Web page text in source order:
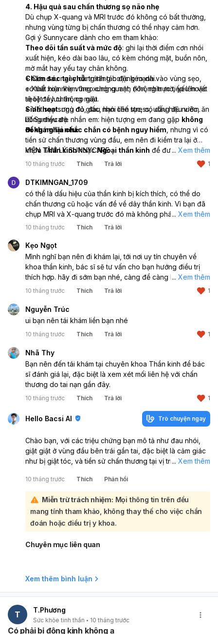
4. Hậu quả sau chấn thương sọ não nhẹ
Dù chụp X-quang và MRI trước đó không có bất thường,
nhưng vùng từng bị chấn thương có thể nhạy cảm hơn.
Gợi ý Sunnycare dành cho em tham khảo:
Theo dõi tần suất và mức độ: ghi lại thời điểm cơn nhói
xuất hiện, kéo dài bao lâu, có kèm chóng mặt, buồn nôn,
mờ mắt hay yếu tay chân không.
Chăm sóc tại chỗ: tránh tác động mạnh vào vùng sẹo,
có thể xoa nhẹ vùng xung quanh (không trực tiếp lên vết
sẹo) để lưu thông máu.
Sinh hoạt: ngủ đủ giấc, hạn chế stress, uống đủ nước, ăn
uống điều độ.
Đi khám lại nếu:
+ Cơn đau ngày càng tăng hoặc kéo dài.
+ Xuất hiện kèm theo chóng mặt, nôn, nhìn mờ, yếu hoặc
tê liệt tay chân, co giật.
+ Vết sẹo sưng đỏ, đau nhói liên tục, có dấu hiệu viêm.
💌 Sunnycare nhắn em: hiện tượng em đang gặp không
đồng nghĩa chắc chắn có bệnh nguy hiểm , nhưng vì có
tiền sử chấn thương vùng đầu, em nên đi kiểm tra lại ở
khoaThần kinhhoặcNgoại thần kinh để được đánh giá
kỹ. Đặc biệt nếu có triệu chứng lạ kèm theo, đừng chần
VIỆN TÂM LÝ SUNNYCARE ... Xem thêm
10 tháng trước Thích Trả lời 1
DTKIMNGAN_1709
có thể là dấu hiệu của thần kinh bị kích thích, có thể do
chấn thương cũ hoặc vấn đề về dây thần kinh. Vì bạn đã
chụp MRI và X-quang trước đó mà không phát hiện gì,
nhưng sau tai nạn lại có triệu chứng, nên tốt nhất bạn nên
vấn đề liên quan đến vết thương cũ.
... Xem thêm
10 tháng trước Thích Trả lời
Kẹo Ngọt
Mình nghĩ bạn nên đi khám lại, tới nơi uy tín chuyên về
khoa thần kinh, bác sĩ sẽ tư vấn cho bạn hướng điều trị
thích hợp. hãy đi sớm bạn nhé, càng để càng lo lắng sẽ
càng đau nè bạn.
... Xem thêm
10 tháng trước Thích Trả lời 1
Nguyễn Trúc
ui bạn nên tái khám liền bạn nhé
10 tháng trước Thích Trả lời 1
Nhã Thy
Bạn nên đến tái khám tại chuyên khoa Thần kinh để bác
sĩ đánh giá lại, đặc biệt là xem xét mối liên hệ với chấn
thương do tai nạn gần đây.
10 tháng trước Thích Trả lời 1
Hello Bacsi AI Trò chuyện ngay
Chào bạn, với các triệu chứng bạn mô tả như đau nhói,
giật giật ở vùng đầu bên trái gần tai, đặc biệt là cảm giác
như bị giật tóc, và tiền sử chấn thương tại vị trí đó, tôi nghĩ
dây thần kinh hoặc tổn thương thần kinh ngoại biên tại
vùng đó:
Đau dây thần kinh chẩm, hoặc các dây thần kinh khác ở
vùng da đầu, thường gây ra cảm giác đau nhói, rát, hoặc
như bị điện giật, giật tóc. Việc bạn từng bị chấn thương
(tai nạn giao thông) ngay tại vị trí đau có thể là một yếu tố
kích hoạt hoặc làm trầm trọng thêm tình trạng này, dù
quang và MRI trước đây không phát hiện bất thường,
nhưng với các triệu chứng tái phát và có liên quan đến
thần kinh. Bác sĩ sẽ thăm khám lâm sàng kỹ lưỡng, đánh
giá lại tình trạng của bạn và có thể đề xuất các xét
... Xem thêm
10 tháng trước Thích Phản hồi
Miễn trừ trách nhiệm: Mọi thông tin trên đều
mang tính tham khảo, không thay thế cho việc chẩn
đoán hoặc điều trị y khoa.
Chuyên mục liên quan
Xem thêm bình luận
T T.Phương
Sức khỏe tinh thần 10 tháng trước
Có phải bị động kinh không ạ